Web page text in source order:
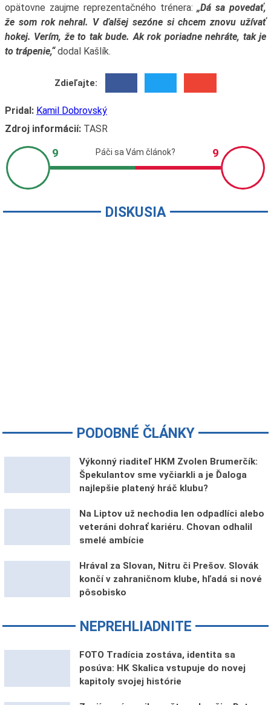
opätovne zaujme reprezentačného trénera:„Dá sa povedať,
že som rok nehral. V ďalšej sezóne si chcem znovu užívať
hokej. Verím, že to tak bude. Ak rok poriadne nehráte, tak je
to trápenie,“dodal Kašlík.
Zdieľajte:
Pridal: Kamil Dobrovský
Zdroj informácií:TASR
DISKUSIA
PODOBNÉ ČLÁNKY
Výkonný riaditeľ HKM Zvolen Brumerčík:
Špekulantov sme vyčiarkli a je Ďaloga
najlepšie platený hráč klubu?
Na Liptov už nechodia len odpadlíci alebo
veteráni dohrať kariéru. Chovan odhalil
smelé ambície
Hrával za Slovan, Nitru či Prešov. Slovák
končí v zahraničnom klube, hľadá si nové
pôsobisko
NEPREHLIADNITE
FOTO Tradícia zostáva, identita sa
posúva: HK Skalica vstupuje do novej
kapitoly svojej histórie